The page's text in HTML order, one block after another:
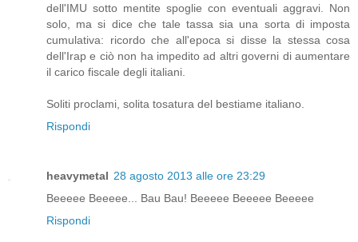
dell'IMU sotto mentite spoglie con eventuali aggravi. Non
solo, ma si dice che tale tassa sia una sorta di imposta
cumulativa: ricordo che all'epoca si disse la stessa cosa
dell'Irap e ciò non ha impedito ad altri governi di aumentare
il carico fiscale degli italiani.
Soliti proclami, solita tosatura del bestiame italiano.
Rispondi
heavymetal 28 agosto 2013 alle ore 23:29
Beeeee Beeeee... Bau Bau! Beeeee Beeeee Beeeee
Rispondi